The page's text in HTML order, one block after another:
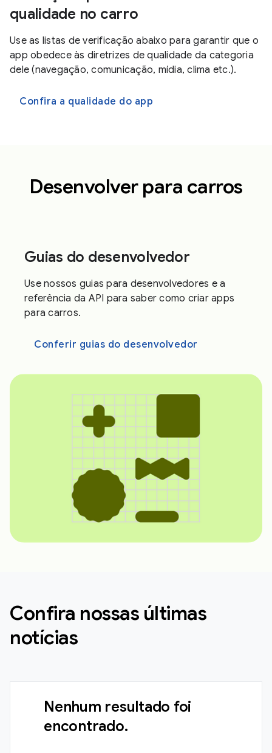
qualidade no carro
Use as listas de verificação abaixo para garantir que o
app obedece às diretrizes de qualidade da categoria
dele (navegação, comunicação, mídia, clima etc.).
Confira a qualidade do app
Desenvolver para carros
Guias do desenvolvedor
Use nossos guias para desenvolvedores e a
referência da API para saber como criar apps
para carros.
Conferir guias do desenvolvedor
Confira nossas últimas
notícias
Nenhum resultado foi
encontrado.